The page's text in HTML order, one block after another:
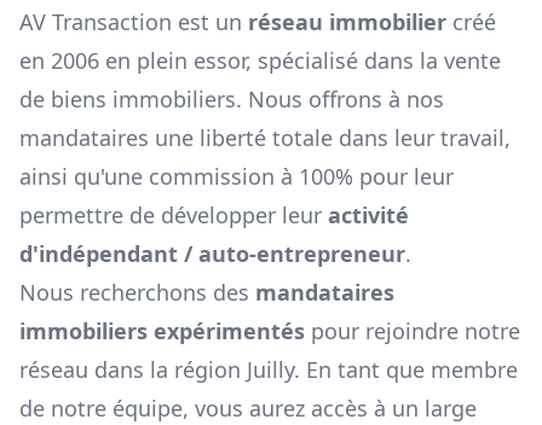
AV Transaction est un réseau immobilier créé
en 2006 en plein essor, spécialisé dans la vente
de biens immobiliers. Nous offrons à nos
mandataires une liberté totale dans leur travail,
ainsi qu'une commission à 100% pour leur
permettre de développer leur activité
d'indépendant / auto-entrepreneur.
Nous recherchons des mandataires
immobiliers expérimentés pour rejoindre notre
réseau dans la région Juilly. En tant que membre
de notre équipe, vous aurez accès à un large